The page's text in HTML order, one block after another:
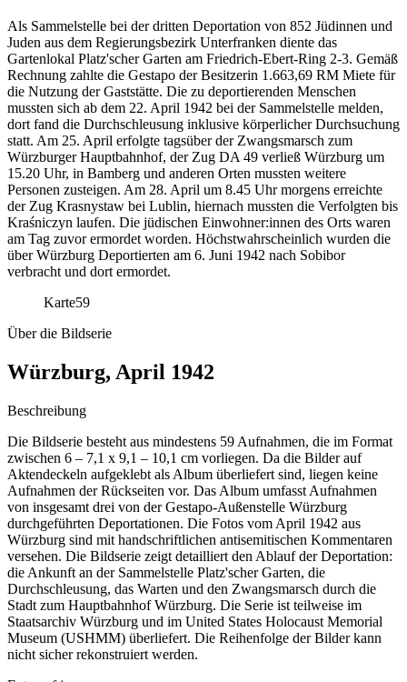
Als Sammelstelle bei der dritten Deportation von 852 Jüdinnen und
Juden aus dem Regierungsbezirk Unterfranken diente das
Gartenlokal Platz'scher Garten am Friedrich-Ebert-Ring 2-3. Gemäß
Rechnung zahlte die Gestapo der Besitzerin 1.663,69 RM Miete für
die Nutzung der Gaststätte. Die zu deportierenden Menschen
mussten sich ab dem 22. April 1942 bei der Sammelstelle melden,
dort fand die Durchschleusung inklusive körperlicher Durchsuchung
statt. Am 25. April erfolgte tagsüber der Zwangsmarsch zum
Würzburger Hauptbahnhof, der Zug DA 49 verließ Würzburg um
15.20 Uhr, in Bamberg und anderen Orten mussten weitere
Personen zusteigen. Am 28. April um 8.45 Uhr morgens erreichte
der Zug Krasnystaw bei Lublin, hiernach mussten die Verfolgten bis
Kraśniczyn laufen. Die jüdischen Einwohner:innen des Orts waren
am Tag zuvor ermordet worden. Höchstwahrscheinlich wurden die
über Würzburg Deportierten am 6. Juni 1942 nach Sobibor
verbracht und dort ermordet.
Karte59
Über die Bildserie
Würzburg, April 1942
Beschreibung
Die Bildserie besteht aus mindestens 59 Aufnahmen, die im Format
zwischen 6 – 7,1 x 9,1 – 10,1 cm vorliegen. Da die Bilder auf
Aktendeckeln aufgeklebt als Album überliefert sind, liegen keine
Aufnahmen der Rückseiten vor. Das Album umfasst Aufnahmen
von insgesamt drei von der Gestapo-Außenstelle Würzburg
durchgeführten Deportationen. Die Fotos vom April 1942 aus
Würzburg sind mit handschriftlichen antisemitischen Kommentaren
versehen. Die Bildserie zeigt detailliert den Ablauf der Deportation:
die Ankunft an der Sammelstelle Platz'scher Garten, die
Durchschleusung, das Warten und den Zwangsmarsch durch die
Stadt zum Hauptbahnhof Würzburg. Die Serie ist teilweise im
Staatsarchiv Würzburg und im United States Holocaust Memorial
Museum (USHMM) überliefert. Die Reihenfolge der Bilder kann
nicht sicher rekonstruiert werden.